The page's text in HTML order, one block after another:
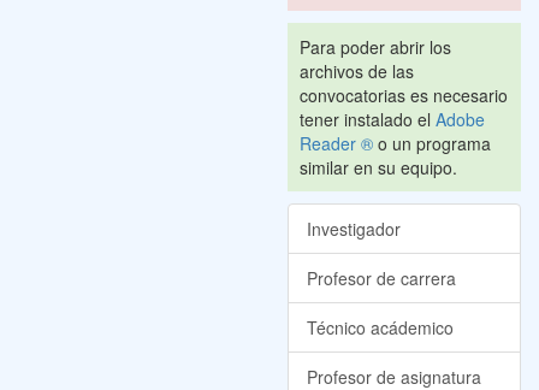
Para poder abrir los
archivos de las
convocatorias es necesario
tener instalado el Adobe
Reader ® o un programa
similar en su equipo.
Investigador
Profesor de carrera
Técnico acádemico
Profesor de asignatura